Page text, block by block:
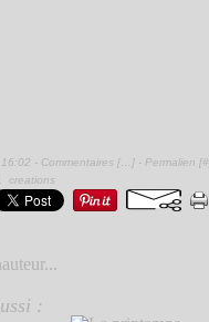
- Commentaires [ ] - Permalien [#
creations
: